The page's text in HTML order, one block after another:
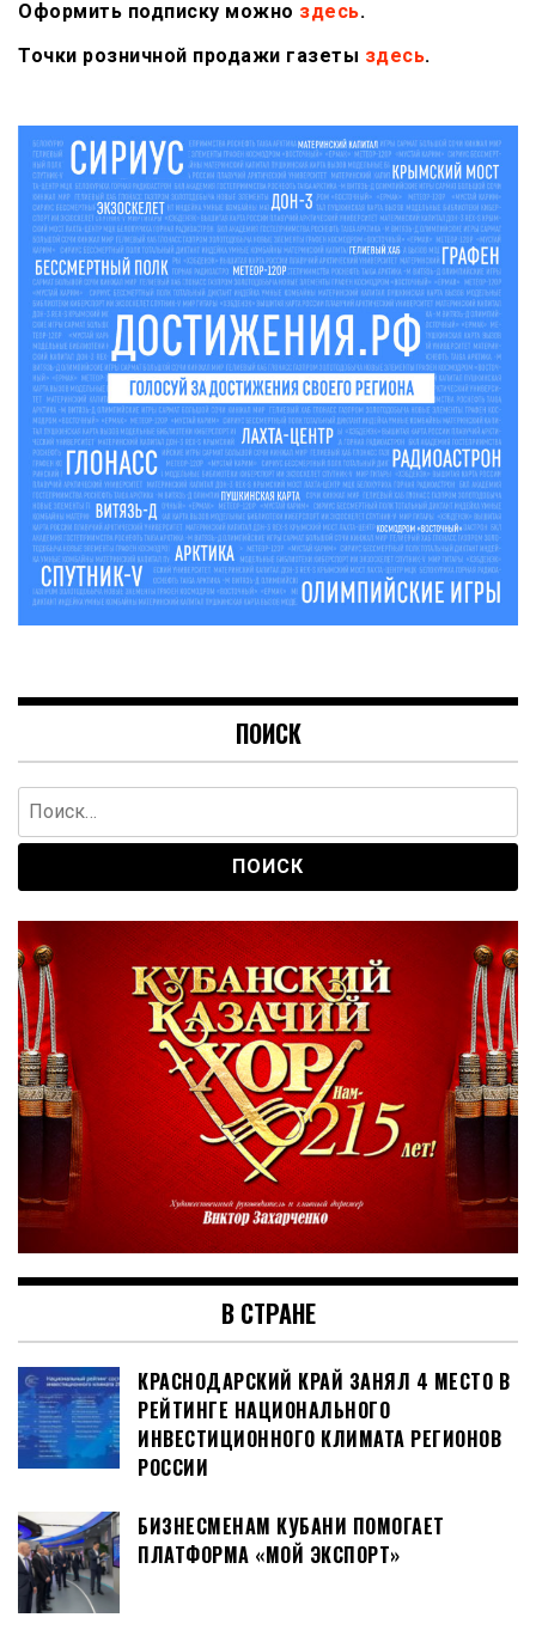
Оформить подписку можно здесь.
Точки розничной продажи газеты здесь.
ПОИСК
Найти:
В СТРАНЕ
КРАСНОДАРСКИЙ КРАЙ ЗАНЯЛ 4 МЕСТО В
РЕЙТИНГЕ НАЦИОНАЛЬНОГО
ИНВЕСТИЦИОННОГО КЛИМАТА РЕГИОНОВ
РОССИИ
БИЗНЕСМЕНАМ КУБАНИ ПОМОГАЕТ
ПЛАТФОРМА «МОЙ ЭКСПОРТ»